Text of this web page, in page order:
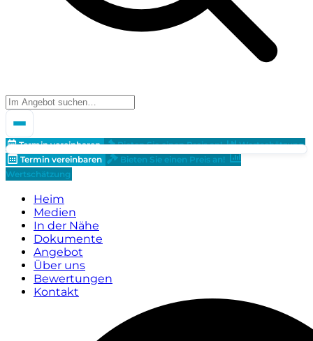
Termin vereinbaren Bieten Sie einen Preis an!
Wertschätzung
Termin vereinbaren
Bieten Sie einen Preis an!
Wertschätzung
Heim
Medien
In der Nähe
Dokumente
Angebot
Über uns
Bewertungen
Kontakt